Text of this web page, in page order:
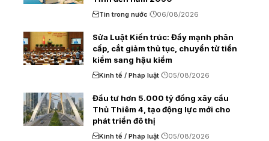
Tin trong nước 06/08/2026
Sửa Luật Kiến trúc: Đẩy mạnh phân
cấp, cắt giảm thủ tục, chuyển từ tiền
kiểm sang hậu kiểm
Kinh tế / Pháp luật 05/08/2026
Đầu tư hơn 5.000 tỷ đồng xây cầu
Thủ Thiêm 4, tạo động lực mới cho
phát triển đô thị
Kinh tế / Pháp luật 05/08/2026